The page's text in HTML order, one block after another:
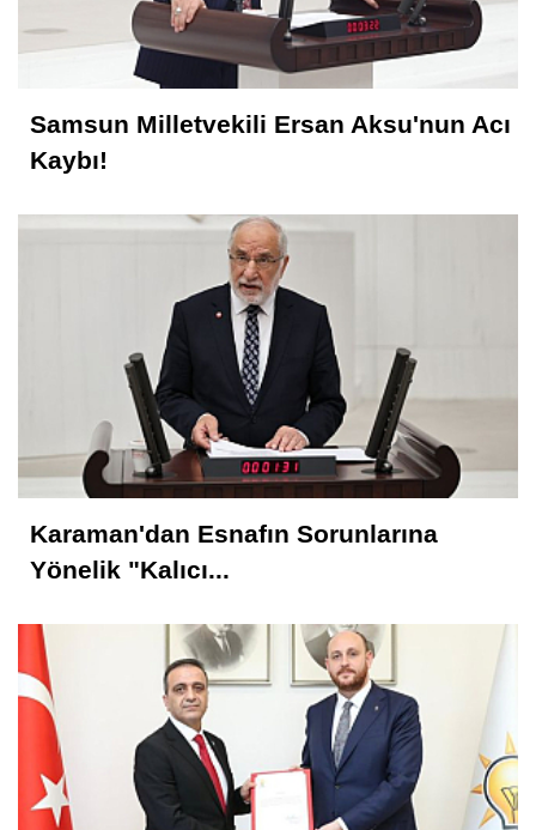
Samsun Milletvekili Ersan Aksu'nun Acı
Kaybı!
Karaman'dan Esnafın Sorunlarına
Yönelik "Kalıcı...